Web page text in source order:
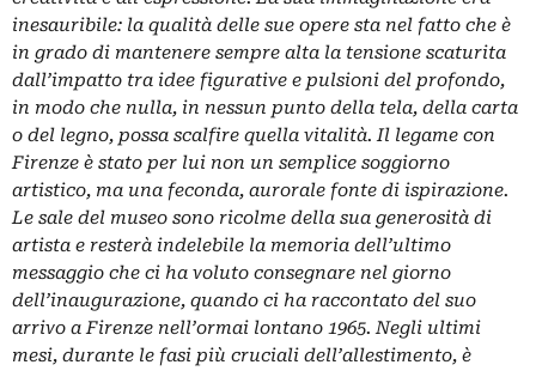
inesauribile: la qualità delle sue opere sta nel fatto che è
in grado di mantenere sempre alta la tensione scaturita
dall’impatto tra idee figurative e pulsioni del profondo,
in modo che nulla, in nessun punto della tela, della carta
o del legno, possa scalfire quella vitalità. Il legame con
Firenze è stato per lui non un semplice soggiorno
artistico, ma una feconda, aurorale fonte di ispirazione.
Le sale del museo sono ricolme della sua generosità di
artista e resterà indelebile la memoria dell’ultimo
messaggio che ci ha voluto consegnare nel giorno
dell’inaugurazione, quando ci ha raccontato del suo
arrivo a Firenze nell’ormai lontano 1965. Negli ultimi
mesi, durante le fasi più cruciali dell’allestimento, è